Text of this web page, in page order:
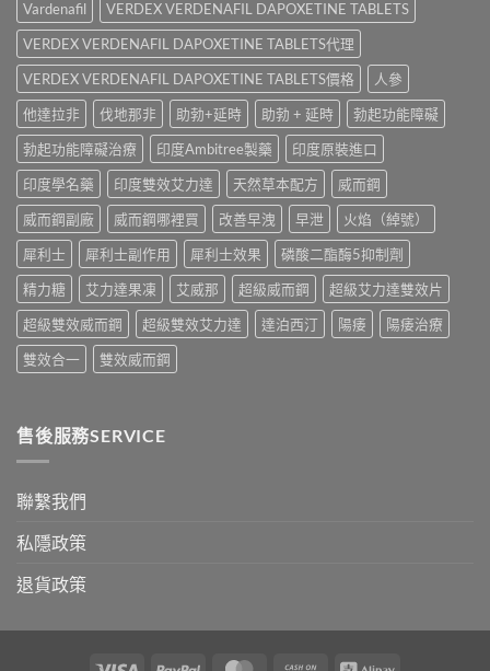
買
指
南〉
中
名
藥
購
買
比
較〉
中
效
果、
價
錢、
副
作
用
全
面
比
較
與
香
港
購
指
南〉
中
與
Kamagra
Oral
Jelly
全
面
比
較〉
中
Vardenafil
VERDEX VERDENAFIL DAPOXETINE TABLETS
VERDEX VERDENAFIL DAPOXETINE TABLETS代理
VERDEX VERDENAFIL DAPOXETINE TABLETS價格
人參
他達拉非
伐地那非 助勃+延時 助勃 + 延時
勃起功能障礙
勃起功能障礙治療
印度Ambitree製藥
印度原裝進口
印度學名藥
印度雙效艾力達 天然草本配方
威而鋼
威而鋼副廠
威而鋼哪裡買 改善早洩 早泄
火焰（綽號）
犀利士
犀利士副作用 犀利士效果
磷酸二酯酶5抑制劑
精力糖
艾力達果凍 艾威那 超級威而鋼
超級艾力達雙效片
超級雙效威而鋼
超級雙效艾力達 達泊西汀 陽痿
陽痿治療
雙效合一
雙效威而鋼
售後服務SERVICE
聯繫我們
私隱政策
退貨政策